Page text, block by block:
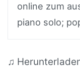
online zum
piano solo;
♫